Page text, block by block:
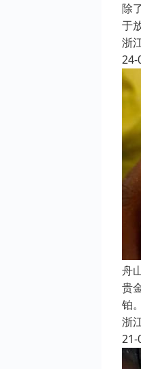
除
于
浙
24-
舟
贵
铂
浙
21-